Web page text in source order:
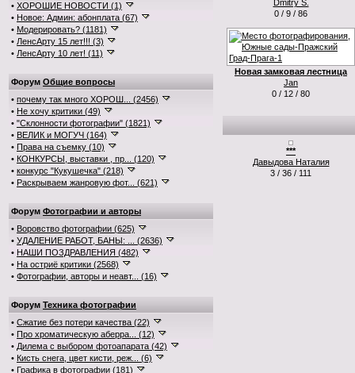
• ХОРОШИЕ НОВОСТИ (1)
• Новое: Админ: абонплата (67)
• Модерировать? (1181)
• ЛенсАрту 15 лет!!! (3)
• ЛенсАрту 10 лет! (11)
Форум Общие вопросы
• почему так много ХОРОШ... (2456)
• Не хочу критики (49)
• "Склонности фотографии" (1821)
• ВЕЛИК и МОГУЧ (164)
• Права на съемку (10)
• КОНКУРСЫ, выставки , пр... (120)
• конкурс "Кукушечка" (218)
• Раскрываем жанровую фот... (621)
Форум Фотографии и авторы
• Воровство фотографии (625)
• УДАЛЕНИЕ РАБОТ, БАНЫ: ... (2636)
• НАШИ ПОЗДРАВЛЕНИЯ (482)
• На остриё критики (2568)
• Фотографии, авторы и неавт... (16)
Форум Техника фотографии
• Сжатие без потери качества (22)
• Про хроматическую аберра... (12)
• Дилема с выбором фотоапарата (42)
• Кисть снега, цвет кисти, реж... (6)
• Графика в фотографии (181)
Dmitry S.
0 / 9 / 86
Новая замковая лестница
Jan
0 / 12 / 80
***
Давыдова Наталия
3 / 36 / 111